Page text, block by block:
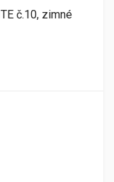
č.10, zimné